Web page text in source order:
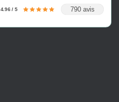
4.96 / 5 790 avis